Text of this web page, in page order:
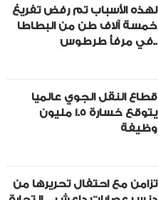
لهذه الأسباب تم رفض تفريغ
خمسة آلاف طن من البطاطا
في مرفأ طرطوس..
قطاع النقل الجوي عالميا
يتوقع خسارة 1.5 مليون
وظيفة
تزامن مع احتفال تحريرها من